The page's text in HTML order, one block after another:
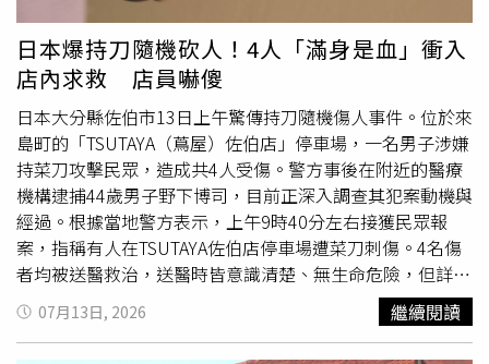
前教室將暫停營業至 7/24（五）。也請各位家長及同學放
心，教室將持續關心每位學生與家長的需求，並妥善安排後
續課程及相關事宜。如有任何最新消息或營運調整，我們將
第一時間公告並通知大家。」最後他們也感謝每位家長、同
學的理解、體諒與支持。貼文一出後不少網友與家長紛紛留
言哀悼，「請節哀，保重」、「謝謝紀老闆對學生及家長的
付出，請節哀」、「辛苦了，加油」、「紀先生人這麼好真
的是..聽到好難過！加油！節哀保重」。
日本爆持刀隨機砍人！4人「滿身是血」衝入
店內求救 店員嚇傻
日本大分縣佐伯市13日上午驚傳持刀隨機傷人事件。位於來
島町的「TSUTAYA（蔦屋）佐伯店」停車場，一名男子涉嫌
持菜刀攻擊民眾，造成共4人受傷。警方事後在附近的醫療
機構逮捕44歲男子野下博司，目前正深入調查其犯案動機與
經過。根據當地警方表示，上午9時40分左右接獲民眾報
案，指稱有人在TSUTAYA佐伯店停車場遭菜刀刺傷。4名傷
者均被送醫救治，送醫時皆意識清楚、無生命危險，但詳細
傷勢仍待進一步確認。警方指出，案發後再度接獲附近一間
醫療機構通報，稱有一名持刀男子出沒。警方趕抵現場後，
07月13日, 2026 繼續閱讀